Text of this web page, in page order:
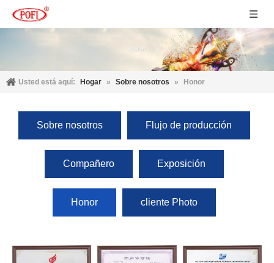
Usted está aquí: Hogar » Sobre nosotros » Honor
Sobre nosotros Flujo de producción
Compañero Exposición
Honor cliente Photo